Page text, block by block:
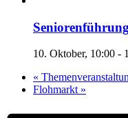
10. Oktober, 10:00 -
«
Flohmarkt »